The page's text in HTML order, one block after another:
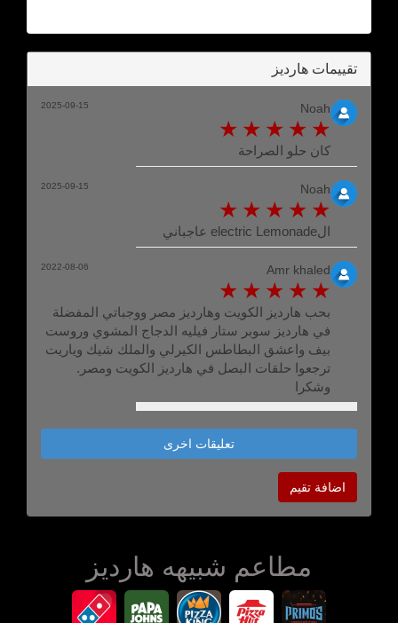
تقييمات هارديز
Noah
كان حلو الصراحة
2025-09-15
Noah
الelectric Lemonade عاجباني
2025-09-15
Amr khaled
بحب هارديز الكويت وهارديز مصر ووجباتي المفضلة
في هارديز سوبر ستار فيليه الدجاج المشوي وروست
بيف واعشق البطاطس الكيرلي والملك شيك وياريت
ترجعوا حلقات البصل في هارديز الكويت ومصر.
وشكرا
2022-08-06
تعليقات اخرى
اضافة تقيم
مطاعم شبيهه هارديز